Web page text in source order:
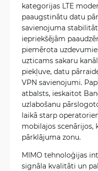
kategorijas LTE
paaugstinātu datu
savienojuma
iepriekšējām
piemērota
uzticams sakaru
piekļuve, datu
VPN savienojumi.
atbalsts, ieskaitot
uzlabošanu
laikā starp
mobilajos scenārijos,
pārklājuma zonu.
MIMO tehnoloģijas
signāla kvalitāti un